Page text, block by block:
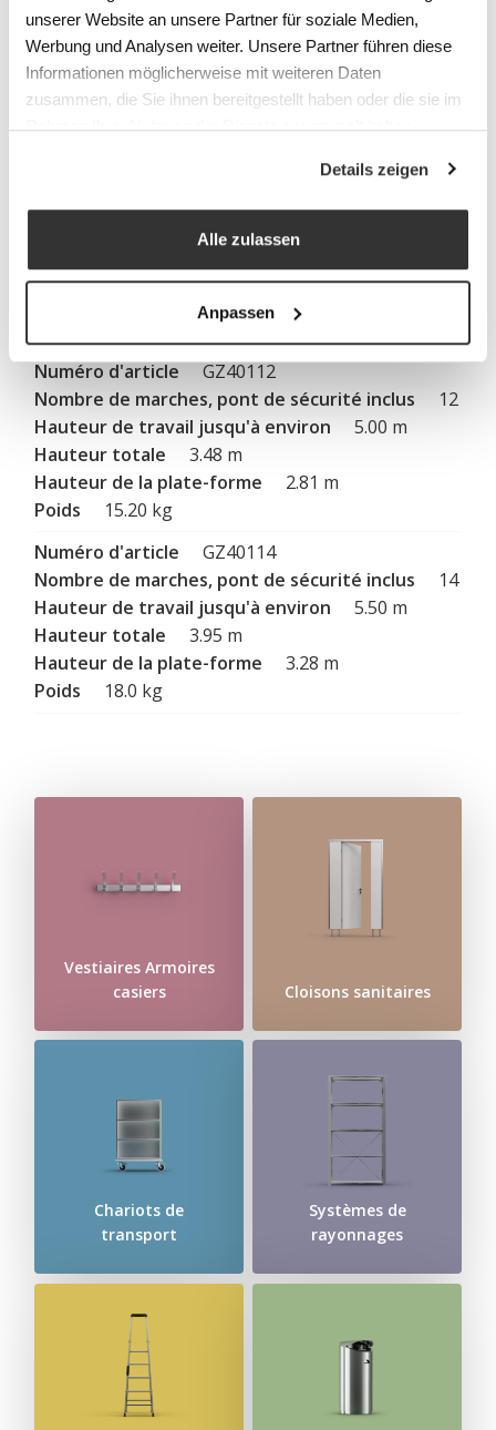
unserer Website an unsere Partner für soziale Medien,
Werbung und Analysen weiter. Unsere Partner führen diese
Informationen möglicherweise mit weiteren Daten
zusammen, die Sie ihnen bereitgestellt haben oder die sie im
Rahmen Ihrer Nutzung der Dienste gesammelt haben.
Details zeigen
Alle zulassen
Anpassen
GZ40109
4.25 m
2.76 m
10
3.01 m
GZ40112
12
5.00 m
3.48 m
2.81 m
15.20 kg
GZ40114
14
5.50 m
3.95 m
3.28 m
18.0 kg
Vestiaires Armoires
casiers
Cloisons sanitaires
Chariots de
transport
Systèmes de
rayonnages